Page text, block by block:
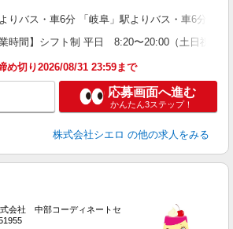
りバス・車6分 「岐阜」駅よりバス・車6分
業時間】シフト制 平日 8:20〜20:00（土日祝
め切り2026/08/31 23:59まで
応募画面へ進む
かんたん3ステップ！
株式会社シエロ の他の求人をみる
会社 中部コーディネートセ